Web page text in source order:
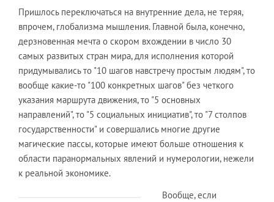
Пришлось переключаться на внутренние дела, не теряя,
впрочем, глобализма мышления. Главной была, конечно,
дерзновенная мечта о скором вхождении в число 30
самых развитых стран мира, для исполнения которой
придумывались то "10 шагов навстречу простым людям", то
вообще какие-то "100 конкретных шагов" без четкого
указания маршрута движения, то "5 основных
направлений", то "5 социальных инициатив", то "7 столпов
государственности" и совершались многие другие
магические пассы, которые имеют больше отношения к
области паранормальных явлений и нумерологии, нежели
к реальной экономике.
Вообще, если